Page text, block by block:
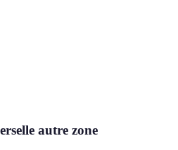
autre zone